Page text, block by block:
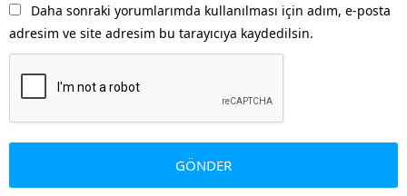
Daha sonraki yorumlarımda kullanılması için adım, e-posta
adresim ve site adresim bu tarayıcıya kaydedilsin.